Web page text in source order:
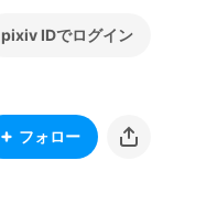
pixiv IDでログイン
フォロー